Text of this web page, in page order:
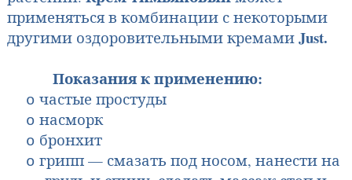
применяться в комбинации с некоторыми
другими оздоровительными кремами Just.
Показания к применению:
o частые простуды
o насморк
o бронхит
o грипп — смазать под носом, нанести на